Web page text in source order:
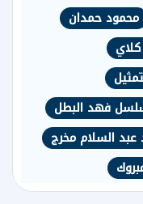
محمود حمدان
فهد البطل
السلام مخرج